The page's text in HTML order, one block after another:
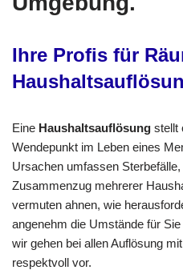
Ihre Profis für
Eine Haushaltsauflösung stellt
Wendepunkt im Leben eines
Ursachen umfassen
Zusammenzug mehrerer
vermuten ahnen, wie
angenehm die Umstände für
wir gehen bei allen Auflösung
respektvoll vor.